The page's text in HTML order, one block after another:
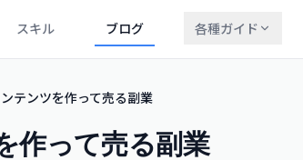
スキル ブログ 各種ガイド
テンツを作って売る副業
作って売る副業